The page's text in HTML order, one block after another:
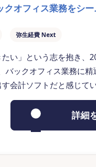
クオフィス業務をシ
弥生経費 Next
たい」という志を抱き
バックオフィス業務に
会計ソフトだと感じてい
詳細